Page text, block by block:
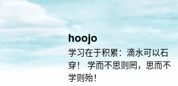
hoojo
学习在于积累：滴水可以石
穿！ 学而不思则罔，思而不
学则殆！